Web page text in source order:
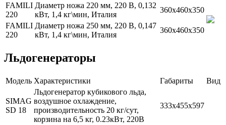
FAMILI
220
Диаметр ножа 220 мм, 220 В, 0,132
кВт, 1,4 кг\мин, Италия
360х460х350
FAMILI
220
Диаметр ножа 250 мм, 220 В, 0,147
кВт, 1,4 кг\мин, Италия
360х460х350
Льдогенераторы
Модель Характеристики Габариты Вид
SIMAG
SD 18
Льдогенератор кубикового льда,
воздушное охлаждение,
производительность 20 кг/сут,
корзина на 6,5 кг, 0.23кВт, 220В
333x455x597